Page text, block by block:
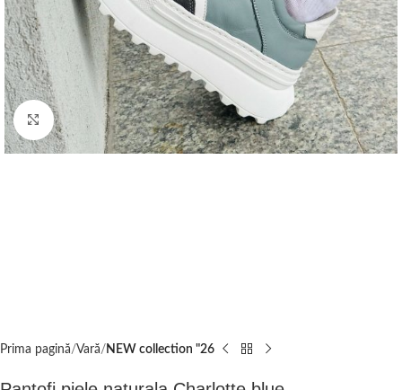
Click to enlarge
Prima pagină Vară NEW collection "26